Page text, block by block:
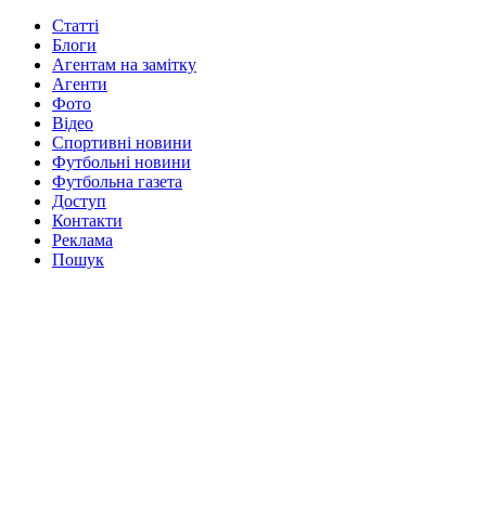
Статті
Блоги
Агентам на замітку
Агенти
Фото
Відео
Спортивні новини
Футбольні новини
Футбольна газета
Доступ
Контакти
Реклама
Пошук